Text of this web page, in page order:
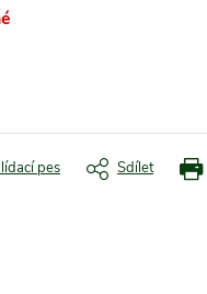
pes Sdílet